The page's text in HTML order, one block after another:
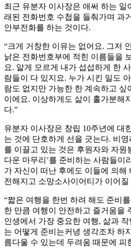
최근 유분자 이사장은 애써 하는 일
래된 전화번호 수첩을 들춰가며 과
안부전화를 하는 것이다.
“크게 거창한 이유는 없어요. 그저
낡은 전화번호부에 적힌 이름들을
요. 알게 모르게 내가 섭섭하게 한
람들이 다 있지요. 누가 시킨 일도
람도 없지만 가능한 한 계속하고 싶
이에요. 이상하게도 삶이 홀가분해
다.”
유분자 이사장은 창립 10주년에 대
는 것에 단호하게 선을 긋는다. 비
를 이끌고 있는 것은 후원자와 자원
다운 마무리’를 준비하는 사람들이
가 자신이 떠난 후에도 이들에 의해
전해지고 소망소사이어티가 이어
“짧은 여행을 한번 하려 해도 준비
한 만큼 여행이 안전하고 즐거움을
인생에서 가장 중요한 여행, 삶과
는 어떻게 준비는커녕 생각조차 하
름다울 수 있는데 두려움 때문에 피